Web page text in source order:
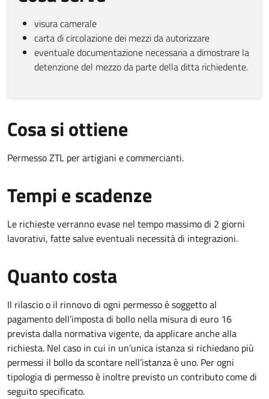
visura camerale
carta di circolazione dei mezzi da autorizzare
eventuale documentazione necessaria a dimostrare la
detenzione del mezzo da parte della ditta richiedente.
Cosa si ottiene
Permesso ZTL per artigiani e commercianti.
Tempi e scadenze
Le richieste verranno evase nel tempo massimo di 2 giorni
lavorativi, fatte salve eventuali necessità di integrazioni.
Quanto costa
Il rilascio o il rinnovo di ogni permesso è soggetto al
pagamento dell’imposta di bollo nella misura di euro 16
prevista dalla normativa vigente, da applicare anche alla
richiesta. Nel caso in cui in un’unica istanza si richiedano più
permessi il bollo da scontare nell’istanza è uno. Per ogni
tipologia di permesso è inoltre previsto un contributo come di
seguito specificato.